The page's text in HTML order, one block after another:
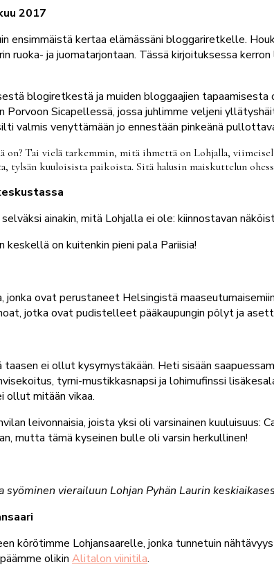
2017
ensimmäistä kertaa elämässäni bloggariretkelle.
ruoka- ja juomatarjontaan. Tässä kirjoituksessa
blogiretkestä ja muiden bloggaajien
Porvoon Sicapellessä, jossa juhlimme veljeni
valmis venyttämään jo ennestään pinkeänä
on? Tai vielä tarkemmin, mitä ihmettä on Lohjalla,
tylsän kuuloisista paikoista. Sitä halusin maiskuttelun
ainakin, mitä Lohjalla ei ole: kiinnostavan
keskellä on kuitenkin pieni pala Pariisia!
jonka ovat perustaneet Helsingistä
jotka ovat pudistelleet pääkaupungin pölyt ja
ei ollut kysymystäkään. Heti sisään
tyrni-mustikkasnapsi ja lohimufinssi
ollut mitään vikaa.
leivonnaisia, joista yksi oli varsinainen
mutta tämä kyseinen bulle oli varsin herkullinen!
syöminen vierailuun Lohjan Pyhän Laurin
körötimme Lohjansaarelle, jonka tunnetuin
olikin Alitalon viinitila.